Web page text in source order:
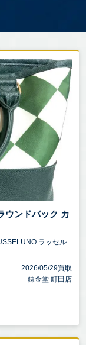
ウンドバック カ
ラッセル
2026/05/29買取
錬金堂 町田店